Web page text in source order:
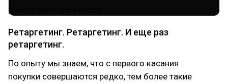
Ретаргетинг. Ретаргетинг. И еще раз
ретаргетинг.
По опыту мы знаем, что с первого касания
покупки совершаются редко, тем более такие